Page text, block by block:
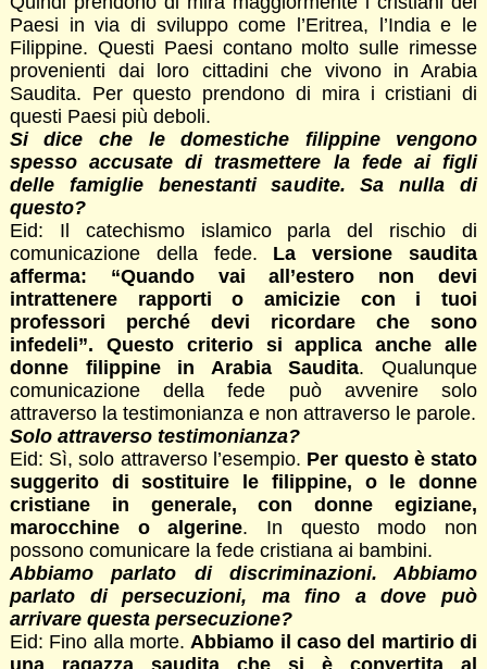
Paesi in via di sviluppo come l’Eritrea, l’India e le
Filippine. Questi Paesi contano molto sulle rimesse
provenienti dai loro cittadini che vivono in Arabia
Saudita. Per questo prendono di mira i cristiani di
questi Paesi più deboli.
Si dice che le domestiche filippine vengono
spesso accusate di trasmettere la fede ai figli
delle famiglie benestanti saudite. Sa nulla di
questo?
Eid: Il catechismo islamico parla del rischio di
comunicazione della fede. La versione saudita
afferma: “Quando vai all’estero non devi
intrattenere rapporti o amicizie con i tuoi
professori perché devi ricordare che sono
infedeli”. Questo criterio si applica anche alle
donne filippine in Arabia Saudita. Qualunque
comunicazione della fede può avvenire solo
attraverso la testimonianza e non attraverso le parole.
Solo attraverso testimonianza?
Eid: Sì, solo attraverso l’esempio. Per questo è stato
suggerito di sostituire le filippine, o le donne
cristiane in generale, con donne egiziane,
marocchine o algerine. In questo modo non
possono comunicare la fede cristiana ai bambini.
Abbiamo parlato di discriminazioni. Abbiamo
parlato di persecuzioni, ma fino a dove può
arrivare questa persecuzione?
Eid: Fino alla morte.Abbiamo il caso del martirio di